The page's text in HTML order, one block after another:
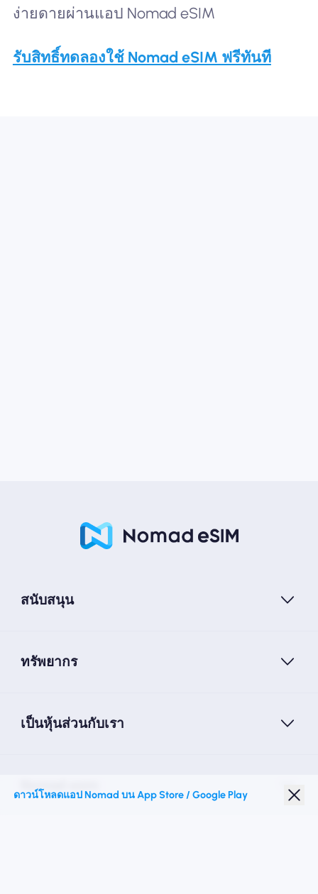
ง่ายดายผ่านแอป Nomad eSIM
รับสิทธิ์ทดลองใช้ Nomad eSIM ฟรีทันที
สนับสนุน
ทรัพยากร
เป็นหุ้นส่วนกับเรา
Nomad esim
ดาวน์โหลดแอป Nomad บน App Store / Google Play